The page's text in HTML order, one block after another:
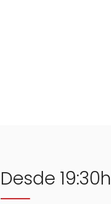
Desde 19:30h